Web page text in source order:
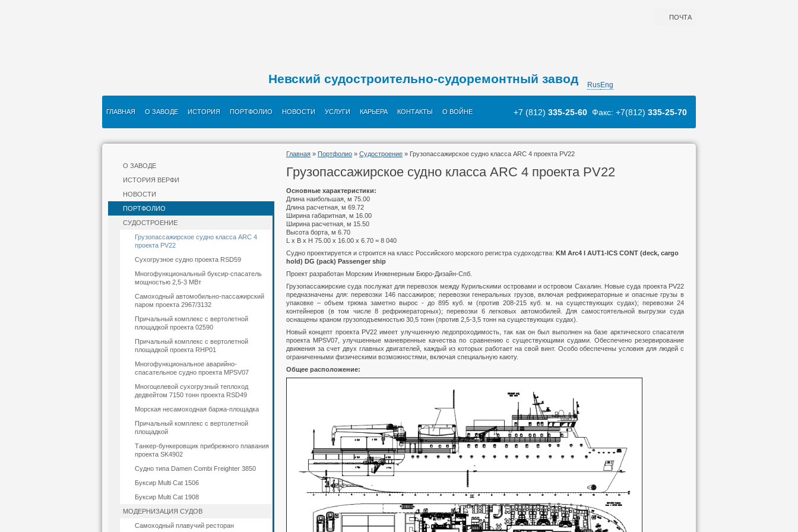
ПОЧТА
Невский судостроительно-судоремонтный завод RusEng
ГЛАВНАЯ О ЗАВОДЕ ИСТОРИЯ ПОРТФОЛИО НОВОСТИ УСЛУГИ КАРЬЕРА КОНТАКТЫ О ВОЙНЕ +7 (812) 335-25-60 Факс: +7(812) 335-25-70
О ЗАВОДЕ
ИСТОРИЯ ВЕРФИ
НОВОСТИ
ПОРТФОЛИО
СУДОСТРОЕНИЕ
Грузопассажирское судно класса ARC 4
проекта PV22
Сухогрузное судно проекта RSD59
Многофункциональный буксир-спасатель
мощностью 2,5-3 МВт
Самоходный автомобильно-пассажирский
паром проекта 2967/3132
Причальный комплекс с вертолетной
площадкой проекта 02590
Причальный комплекс с вертолетной
площадкой проекта RHP01
Многофункциональное аварийно-
спасательное судно проекта MPSV07
Многоцелевой сухогрузный теплоход
дедвейтом 7150 тонн проекта RSD49
Морская несамоходная баржа-площадка
Причальный комплекс с вертолетной
площадкой
Танкер-бункеровщик прибрежного плавания
проекта SK4902
Судно типа Damen Combi Freighter 3850
Буксир Multi Cat 1506
Буксир Multi Cat 1908
МОДЕРНИЗАЦИЯ СУДОВ
Самоходный плавучий ресторан
Главная » Портфолио » Судостроение » Грузопассажирское судно класса ARC 4 проекта PV22
Грузопассажирское судно класса ARC 4 проекта PV22
Основные характеристики:
Длина наибольшая, м 75.00
Длина расчетная, м 69.72
Ширина габаритная, м 16.00
Ширина расчетная, м 15.50
Высота борта, м 6.70
L x B x H 75.00 x 16.00 x 6.70 = 8 040
Судно проектируется и строится на класс Российского морского регистра судоходства: KM Arc4 I AUT1-ICS CONT (deck, cargo
hold) DG (pack) Passenger ship
Проект разработан Морским Инженерным Бюро-Дизайн-Спб.
Грузопассажирские суда послужат для перевозок между Курильскими островами и островом Сахалин. Новые суда проекта PV22
предназначены для: перевозки 146 пассажиров; перевозки генеральных грузов, включая рефрижераторные и опасные грузы в
упаковке – объем трюма заметно вырос - до 895 куб. м (против 208-215 куб. м. на существующих судах); перевозки 24
контейнеров (в том числе 8 рефрижераторных); перевозки 6 легковых автомобилей. Для самостоятельной выгрузки суда
оснащены краном грузоподъемностью 30,5 тонн (против 2,5-3,5 тонн на существующих судах).
Новый концепт проекта PV22 имеет улучшенную ледопроходимость, так как он был выполнен на базе арктического спасателя
проекта MPSV07, улучшенные маневренные качества по сравнению с существующими судами. Обеспечено резервирование
движения за счет двух главных двигателей, каждый из которых работает на свой винт. Особо обеспечены условия для людей с
ограниченными физическими возможностями, включая специальную каюту.
Общее расположение: